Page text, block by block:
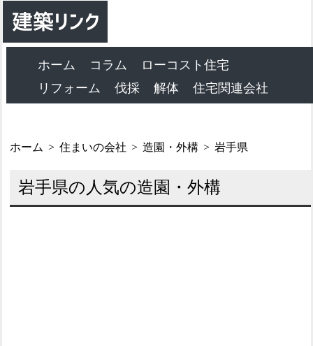
ホーム コラム
ローコスト住宅
リフォーム
伐採 解体 住宅関連会社
ホーム 住まいの会社 造園・外構 岩手県
岩手県の人気の造園・外構